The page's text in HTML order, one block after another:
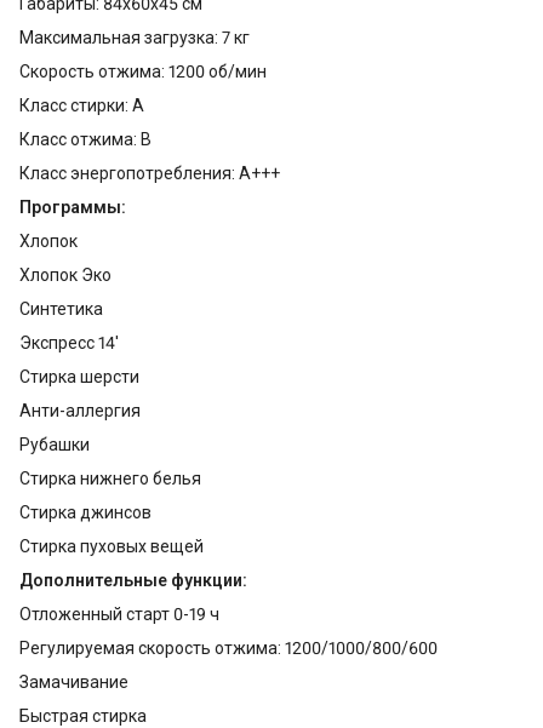
Габариты: 84х60х45 см
Максимальная загрузка: 7 кг
Скорость отжима: 1200 об/мин
Класс стирки: A
Класс отжима: B
Класс энергопотребления: A+++
Программы:
Хлопок
Хлопок Эко
Синтетика
Экспресс 14'
Стирка шерсти
Анти-аллергия
Рубашки
Стирка нижнего белья
Стирка джинсов
Стирка пуховых вещей
Дополнительные функции:
Отложенный старт 0-19 ч
Регулируемая скорость отжима: 1200/1000/800/600
Замачивание
Быстрая стирка